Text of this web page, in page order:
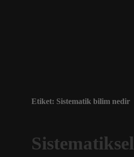
Etiket: Sistematik bilim nedir